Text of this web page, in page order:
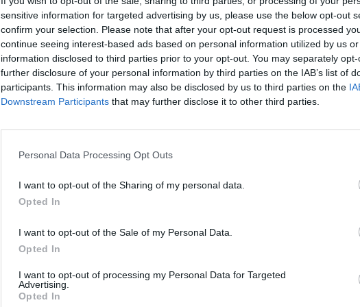
sensitive information for targeted advertising by us, please use the below opt-out
confirm your selection. Please note that after your opt-out request is processed
continue seeing interest-based ads based on personal information utilized by us
information disclosed to third parties prior to your opt-out. You may separately
further disclosure of your personal information by third parties on the IAB’s list of
participants. This information may also be disclosed by us to third parties on the
Downstream Participants that may further disclose it to other third parties.
Personal Data Processing Opt Outs
I want to opt-out of the Sharing of my personal data.
Opted In
I want to opt-out of the Sale of my Personal Data.
Opted In
I want to opt-out of processing my Personal Data for Targeted
Advertising.
Opted In
IC
anni
6
“Fari
posto